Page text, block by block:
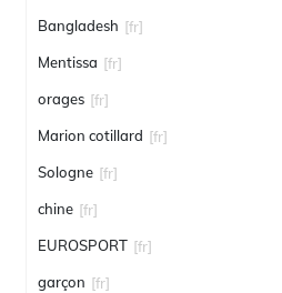
Bangladesh [fr]
Mentissa [fr]
orages [fr]
Marion cotillard [fr]
Sologne [fr]
chine [fr]
EUROSPORT [fr]
garçon [fr]